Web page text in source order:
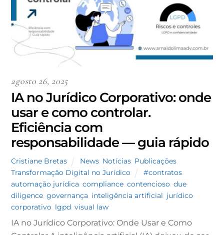
agosto 26, 2025
IA no Jurídico Corporativo: onde
usar e como controlar.
Eficiência com
responsabilidade — guia rápido
Cristiane Bretas News, Notícias, Publicações,
Transformação Digital no Jurídico
#contratos,
automação jurídica ,compliance ,contencioso ,due
diligence ,governança inteligência artificial jurídico
corporativo lgpd ,visual law
IA no Jurídico Corporativo: Onde Usar e Como